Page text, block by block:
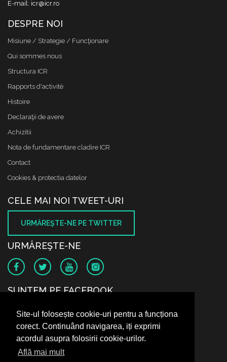
Site-ul folosește cookie-uri pentru a funcționa
corect. Continuând navigarea, iți exprimi
acordul asupra folosirii cookie-urilor.
Află mai mult
E-mail: icr@icr.ro
DESPRE NOI
Misiune / Strategie / Funcţionare
Qui sommes nous
Structura ICR
Rapports d'activité
Histoire
Declaraţii de avere
Achizitii
Nota de fundamentare cladire ICR
Contact
Cookies & protectia datelor
CELE MAI NOI TWEET-URI
URMĂREŞTE-NE PE TWITTER
URMĂREŞTE-NE
SUNTEM PE FACEBOOK